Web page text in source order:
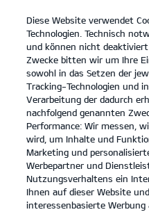
open
menu
Entdecken
... ENTDECKEN
Diese Website verwendet
Technologien. Technisch
und können nicht
Zwecke bitten wir um Ihre
sowohl in das Setzen der
Tracking-Technologien und
Verarbeitung der dadurch
nachfolgend genannten
Performance: Wir messen,
wird, um Inhalte und
Marketing und
Werbepartner und
Nutzungsverhaltens ein
Ihnen auf dieser Website
interessenbasierte